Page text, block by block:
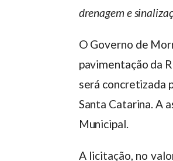
drenagem e
O Governo de
pavimentação da
será concretizada
Santa Catarina. A
Municipal.
A licitação, no